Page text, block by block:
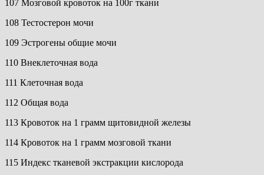
107 Мозговой кровоток на 100г ткани
108 Тестостерон мочи
109 Эстрогены общие мочи
110 Внеклеточная вода
111 Клеточная вода
112 Общая вода
113 Кровоток на 1 грамм щитовидной железы
114 Кровоток на 1 грамм мозговой ткани
115 Индекс тканевой экстракции кислорода